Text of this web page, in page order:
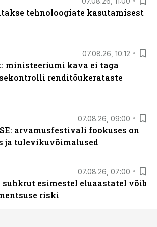
tehnoloogiate kasutamisest
07.08.26, 10:12
ministeeriumi kava ei taga
renditõukerataste
07.08.26, 09:00
arvamusfestivali fookuses on
ja tulevikuvõimalused
07.08.26, 07:00
suhkrut esimestel eluaastatel võib
riski